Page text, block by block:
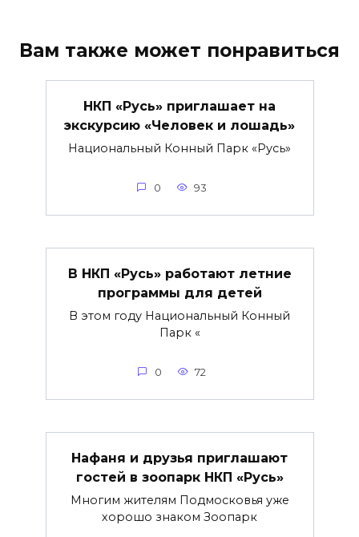
Вам также может понравиться
НКП «Русь» приглашает на
экскурсию «Человек и лошадь»
Национальный Конный Парк «Русь»
0 93
В НКП «Русь» работают летние
программы для детей
В этом году Национальный Конный
Парк «
0 72
Нафаня и друзья приглашают
гостей в зоопарк НКП «Русь»
Многим жителям Подмосковья уже
хорошо знаком Зоопарк